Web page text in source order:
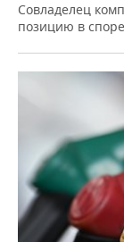
Совладелец
позицию в